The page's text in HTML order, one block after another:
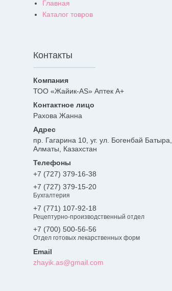
Главная
Каталог товров
Контакты
ТОО «Жайик-AS» Аптек А+
Рахова Жанна
пр. Гагарина 10, уг. ул. Богенбай Батыра,
Алматы, Казахстан
+7 (727) 379-16-38
+7 (727) 379-15-20
Бухгалтерия
+7 (771) 107-92-18
Рецептурно-производственный отдел
+7 (700) 500-56-56
Отдел готовых лекарственных форм
zhayik.as@gmail.com